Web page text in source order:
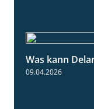
Was kann
09.04.2026